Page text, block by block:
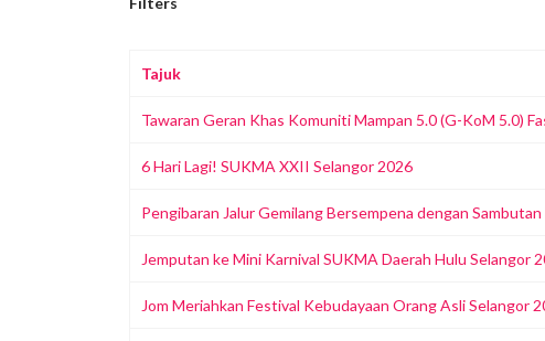
Tajuk
Tawaran Geran Khas Komuniti Mampan 5.0 (G-KoM 5.0)
6 Hari Lagi! SUKMA XXII Selangor 2026
Pengibaran Jalur Gemilang Bersempena dengan
Jemputan ke Mini Karnival SUKMA Daerah Hulu Selangor
Jom Meriahkan Festival Kebudayaan Orang Asli Selangor